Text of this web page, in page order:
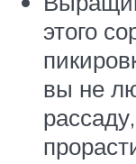
этого
вы не